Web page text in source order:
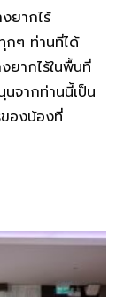
ยากไร้
กๆ ท่านที่ได้
ยากไร้ในพื้นที่
จากท่านนี้เป็น
องน้องที่